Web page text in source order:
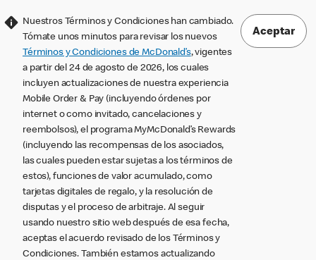
Nuestros Términos y Condiciones han cambiado.
Tómate unos minutos para revisar los nuevos
Términos y Condiciones de McDonald’s, vigentes
a partir del 24 de agosto de 2026, los cuales
incluyen actualizaciones de nuestra experiencia
Mobile Order & Pay (incluyendo órdenes por
internet o como invitado, cancelaciones y
reembolsos), el programa MyMcDonald’s Rewards
(incluyendo las recompensas de los asociados,
las cuales pueden estar sujetas a los términos de
estos), funciones de valor acumulado, como
tarjetas digitales de regalo, y la resolución de
disputas y el proceso de arbitraje. Al seguir
usando nuestro sitio web después de esa fecha,
aceptas el acuerdo revisado de los Términos y
Condiciones. También estamos actualizando
Aceptar